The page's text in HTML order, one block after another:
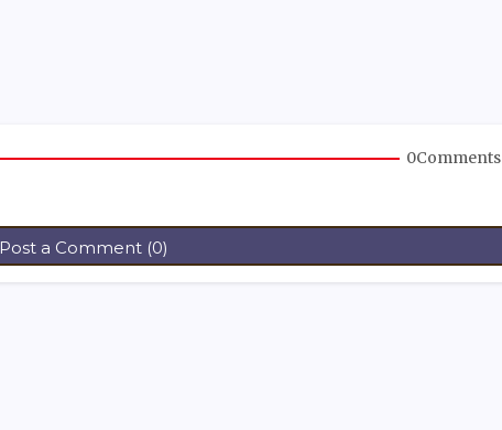
0Comments
Post a Comment (0)